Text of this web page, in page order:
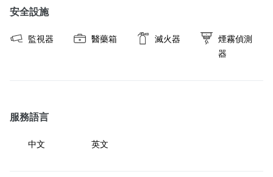
安全設施
監視器 醫藥箱 滅火器
煙霧偵測
器
服務語言
中文 英文